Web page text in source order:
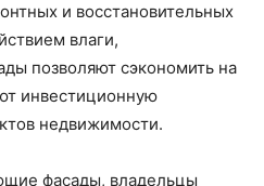
и восстановительных
влаги,
позволяют сэкономить на
инвестиционную
недвижимости.
фасады, владельцы